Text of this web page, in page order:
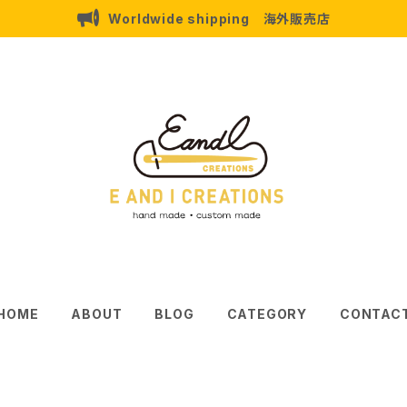
Worldwide shipping 海外販売店
ABOUT BLOG CATEGORY